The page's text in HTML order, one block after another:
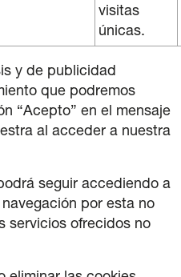
visitas
únicas.
y de publicidad
que podremos
“Acepto” en el mensaje
al acceder a nuestra
seguir accediendo a
por esta no
servicios ofrecidos no